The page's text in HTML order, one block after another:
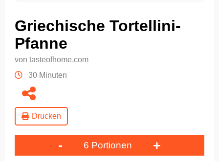
Griechische Tortellini-
Pfanne
von tasteofhome.com
30 Minuten
Drucken
- 6 Portionen +